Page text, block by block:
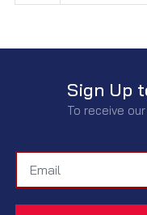
Sign Up
To receive